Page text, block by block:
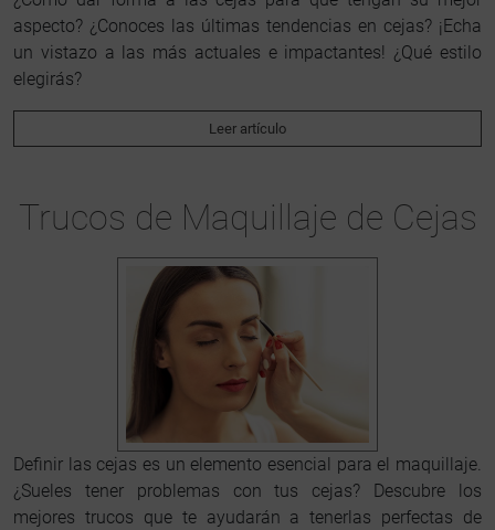
aspecto? ¿Conoces las últimas tendencias en cejas? ¡Echa
un vistazo a las más actuales e impactantes! ¿Qué estilo
elegirás?
Leer artículo
Trucos de Maquillaje de Cejas
Definir las cejas es un elemento esencial para el maquillaje.
¿Sueles tener problemas con tus cejas? Descubre los
mejores trucos que te ayudarán a tenerlas perfectas de